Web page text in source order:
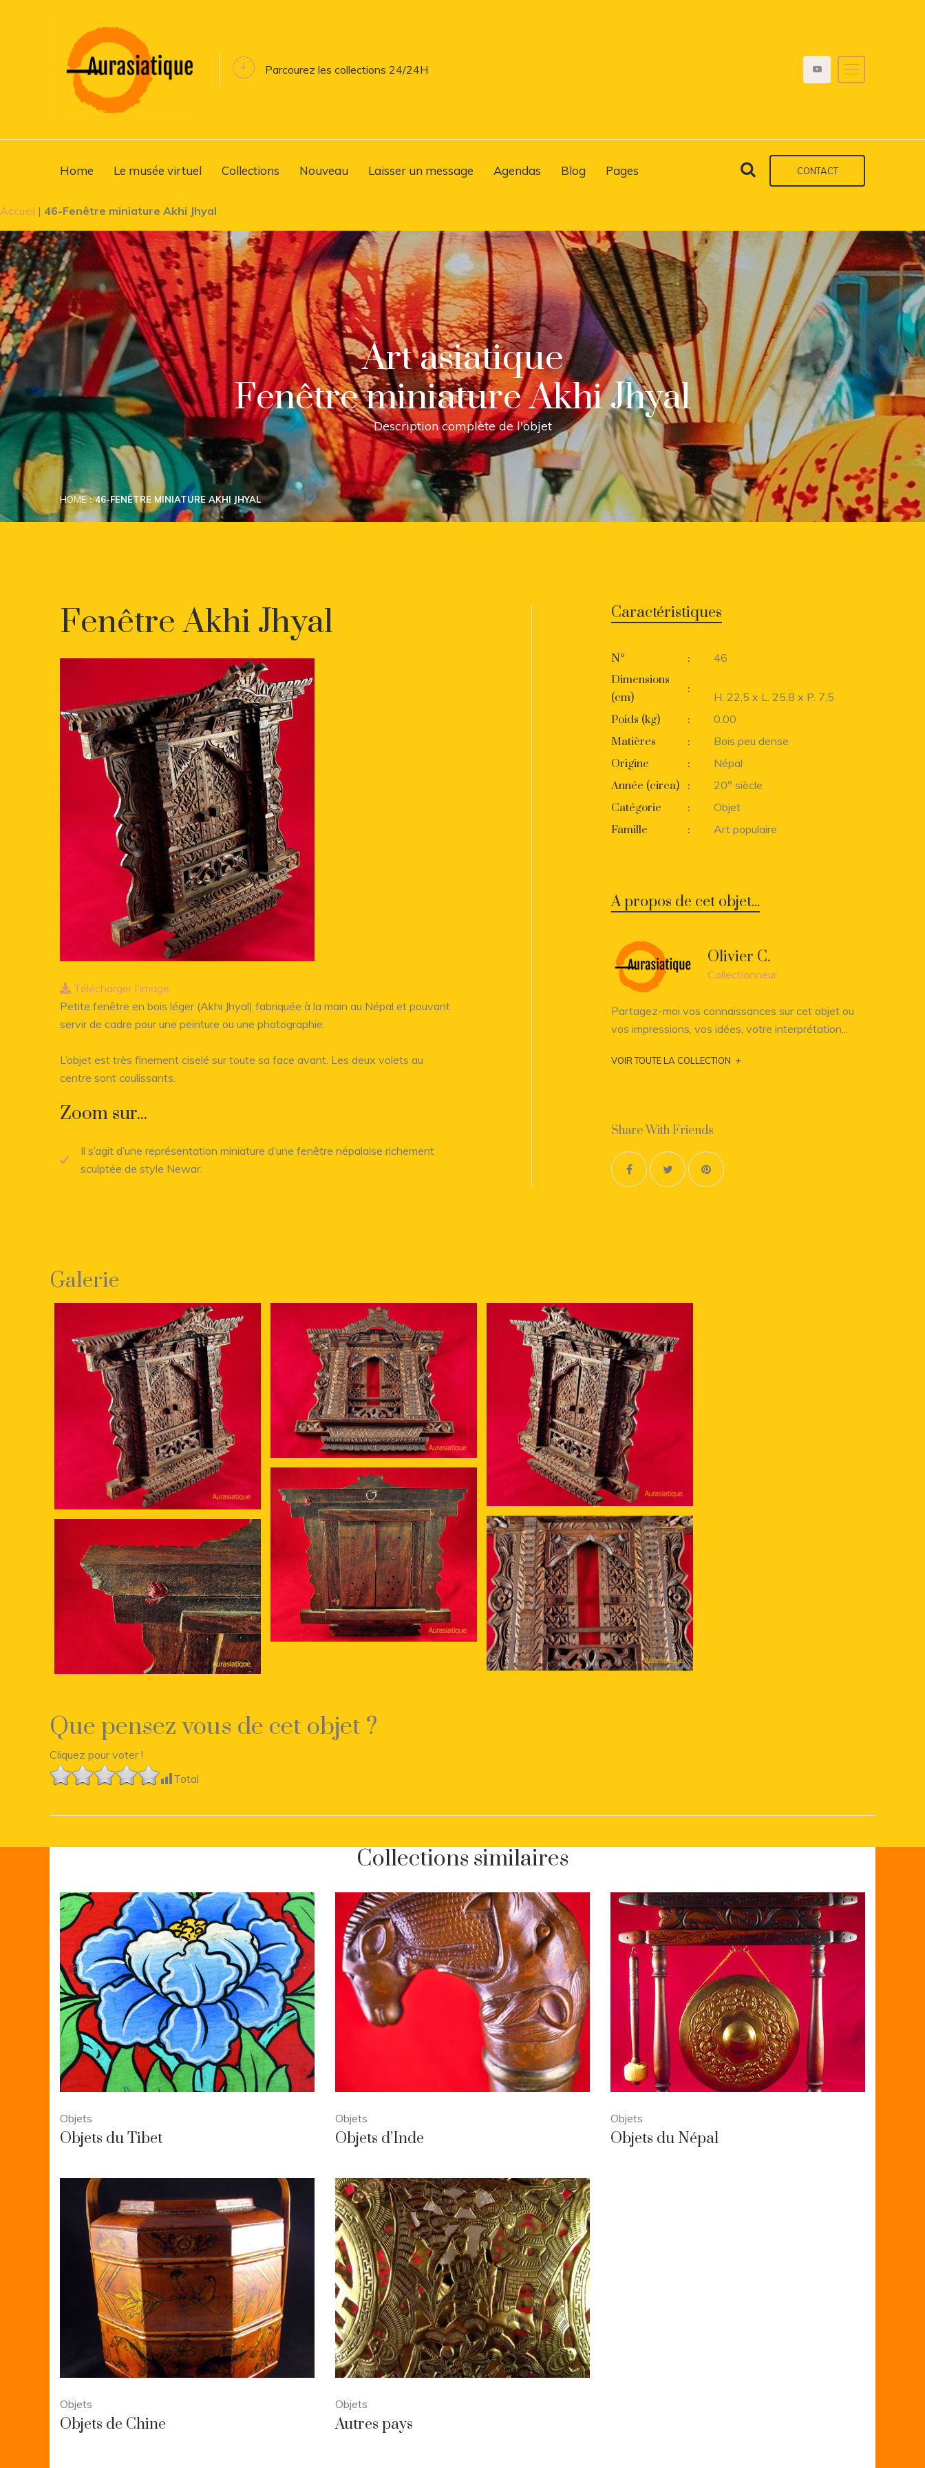
Parcourez les collections 24/24H
Home Le musée virtuel Collections Nouveau Laisser un message Agendas Blog Pages CONTACT
Accueil | 46-Fenêtre miniature Akhi Jhyal
Art asiatique
Fenêtre miniature Akhi Jhyal
Description complète de l'objet
HOME 46-FENÊTRE MINIATURE AKHI JHYAL
Fenêtre Akhi Jhyal
Télécharger l'image
Petite fenêtre en bois léger (Akhi Jhyal) fabriquée à la main au Népal et pouvant
servir de cadre pour une peinture ou une photographie.
L’objet est très finement ciselé sur toute sa face avant. Les deux volets au
centre sont coulissants.
Zoom sur...
Il s’agit d’une représentation miniature d’une fenêtre népalaise richement
sculptée de style Newar.
Caractéristiques
N° :
46
Dimensions
(cm)
:
H. 22,5 x L. 25,8 x P. 7,5
Poids (kg)
:
0.00
Matières
:
Bois peu dense
Origine
:
Népal
Année (circa)
:
20° siècle
Catégorie
:
Objet
Famille
: Art populaire
A propos de cet objet...
Olivier C.
Collectionneur
Partagez-moi vos connaissances sur cet objet ou
vos impressions, vos idées, votre interprétation...
VOIR TOUTE LA COLLECTION +
Share With Friends
Galerie
Que pensez vous de cet objet ?
Cliquez pour voter !
Total
Collections similaires
Objets
Objets du Tibet
Objets
Objets d’Inde
Objets
Objets du Népal
Objets
Objets de Chine
Objets
Autres pays